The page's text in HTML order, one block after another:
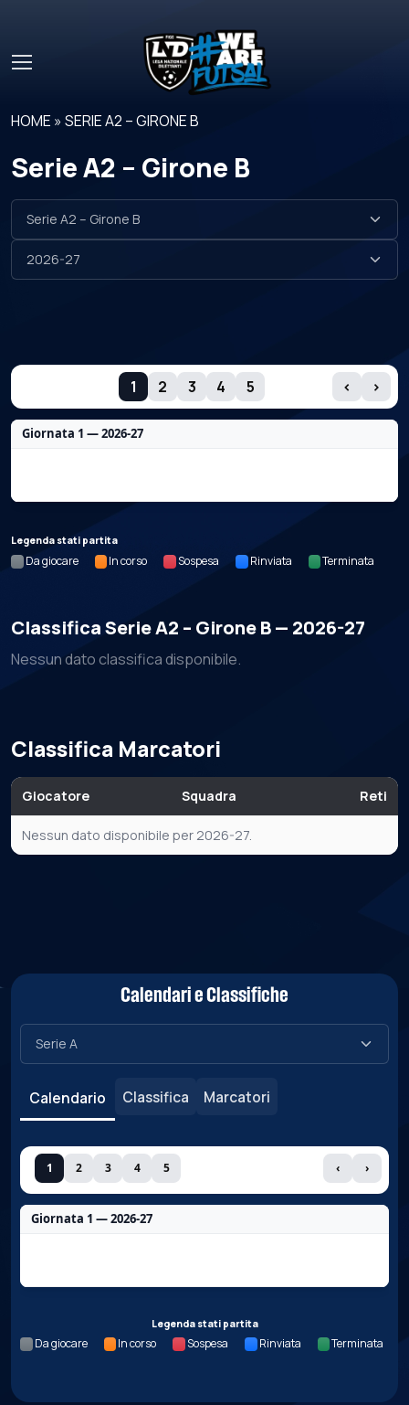
HOME »SERIE A2 – GIRONE B
Serie A2 – Girone B
1 2 3 4 5 ‹ ›
Giornata 1 — 2026-27
Legenda stati partita
Da giocare In corso Sospesa Rinviata Terminata
Classifica Serie A2 – Girone B — 2026-27
Nessun dato classifica disponibile.
Classifica Marcatori
Giocatore Squadra Reti
Nessun dato disponibile per 2026-27.
Calendari e Classifiche
Calendario Classifica Marcatori
1 2 3 4 5 ‹ ›
Giornata 1 — 2026-27
Legenda stati partita
Da giocare In corso Sospesa Rinviata Terminata